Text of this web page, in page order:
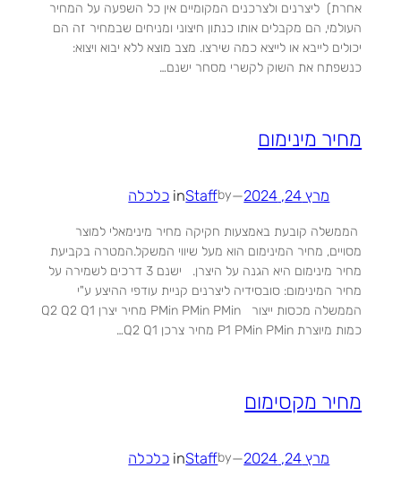
אחרת) ליצרנים ולצרכנים המקומיים אין כל השפעה על המחיר
העולמי, הם מקבלים אותו כנתון חיצוני ומניחים שבמחיר זה הם
יכולים לייבא או לייצא כמה שירצו. מצב מוצא ללא יבוא ויצוא:
כנשפתח את השוק לקשרי מסחר ישנם…
מחיר מינימום
מרץ 24, 2024 —
by
Staff
in כלכלה
הממשלה קובעת באמצעות חקיקה מחיר מינימאלי למוצר
מסויים, מחיר המינימום הוא מעל שיווי המשקל.המטרה בקביעת
מחיר מינימום היא הגנה על היצרן. ישנם 3 דרכים לשמירה על
מחיר המינימום: סובסידיה ליצרנים קניית עודפי ההיצע ע"י
הממשלה מכסות ייצור PMin PMin PMin מחיר יצרן Q2 Q2 Q1
כמות מיוצרת P1 PMin PMin מחיר צרכן Q2 Q1…
מחיר מקסימום
מרץ 24, 2024 —
by
Staff
in כלכלה